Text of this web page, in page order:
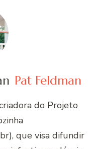
Pat Feldman
do Projeto
que visa difundir